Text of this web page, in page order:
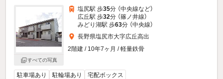
すべての写真
塩尻駅 歩35分 （中央線など）
広丘駅 歩32分 （篠ノ井線）
みどり湖駅 歩63分 （中央線）
長野県塩尻市大字広丘高出
2階建 / 10年7ヶ月 / 軽量鉄骨
駐車場あり 駐輪場あり 宅配ボックス